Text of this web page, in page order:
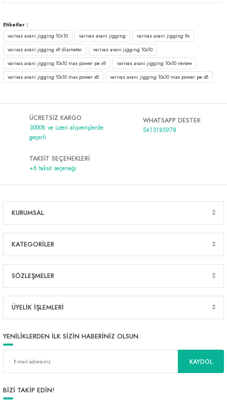
Etiketler :
varivas avani jigging 10×10
varivas avani jigging
varivas avani jigging 9x
varivas avani jigging x9 diameter
varivas avani jigging 10x10
varivas avani jigging 10x10 max power pe x9
varivas avani jigging 10x10 review
varivas avani jigging 10x10 max power x8
varivas avani jigging 10x10 max power pe x8
ÜCRETSİZ KARGO
3000₺ ve üzeri alışverişlerde
geçerli
WHATSAPP DESTEK
5413185978
TAKSİT SEÇENEKLERİ
+6 taksit seçeneği
KURUMSAL
KATEGORİLER
SÖZLEŞMELER
ÜYELİK İŞLEMLERİ
YENİLİKLERDEN İLK SİZİN HABERİNİZ OLSUN.
KAYDOL
BİZİ TAKİP EDİN!